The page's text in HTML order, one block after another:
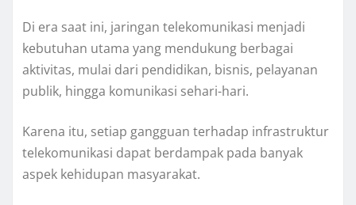
Di era saat ini, jaringan telekomunikasi menjadi
kebutuhan utama yang mendukung berbagai
aktivitas, mulai dari pendidikan, bisnis, pelayanan
publik, hingga komunikasi sehari-hari.
Karena itu, setiap gangguan terhadap infrastruktur
telekomunikasi dapat berdampak pada banyak
aspek kehidupan masyarakat.